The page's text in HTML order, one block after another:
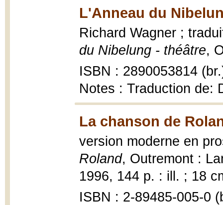
L'Anneau du
Richard Wagner ;
du Nibelung - théâtre,
ISBN : 2890053814
Notes : Traduction de:
La chanson de
version moderne en
Roland, Outremont :
1996, 144 p. : ill. ; 18
ISBN : 2-89485-005-0